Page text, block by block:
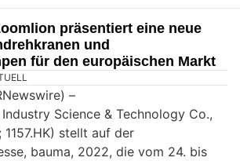
präsentiert eine neue
und
für den europäischen Markt
–
Science & Technology Co.,
1157.HK) stellt auf der
bauma, 2022, die vom 24. bis